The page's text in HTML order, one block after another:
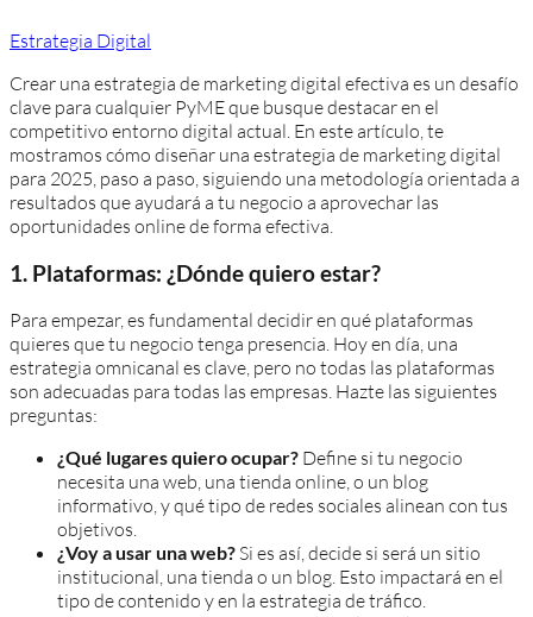
Estrategia Digital
Crear una estrategia de marketing digital efectiva es un desafío
clave para cualquier PyME que busque destacar en el
competitivo entorno digital actual. En este artículo, te
mostramos cómo diseñar una estrategia de marketing digital
para 2025, paso a paso, siguiendo una metodología orientada a
resultados que ayudará a tu negocio a aprovechar las
oportunidades online de forma efectiva.
1. Plataformas: ¿Dónde quiero estar?
Para empezar, es fundamental decidir en qué plataformas
quieres que tu negocio tenga presencia. Hoy en día, una
estrategia omnicanal es clave, pero no todas las plataformas
son adecuadas para todas las empresas. Hazte las siguientes
preguntas:
¿Qué lugares quiero ocupar? Define si tu negocio
necesita una web, una tienda online, o un blog
informativo, y qué tipo de redes sociales alinean con tus
objetivos.
¿Voy a usar una web? Si es así, decide si será un sitio
institucional, una tienda o un blog. Esto impactará en el
tipo de contenido y en la estrategia de tráfico.